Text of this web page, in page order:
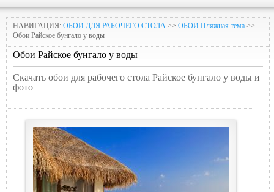
НАВИГАЦИЯ: ОБОИ ДЛЯ РАБОЧЕГО СТОЛА >> ОБОИ Пляжная тема >>
Обои Райское бунгало у воды
Обои Райское бунгало у воды
Скачать обои для рабочего стола Райское бунгало у воды и
фото